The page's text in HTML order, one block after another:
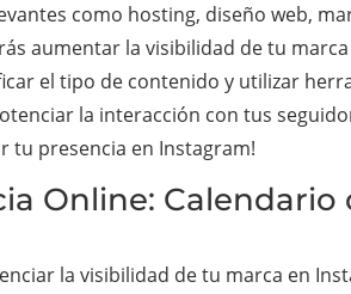
como hosting, diseño web,
aumentar la visibilidad de tu
el tipo de contenido y utilizar
la interacción con tus
tu presencia en Instagram!
Online:
la visibilidad de tu marca en